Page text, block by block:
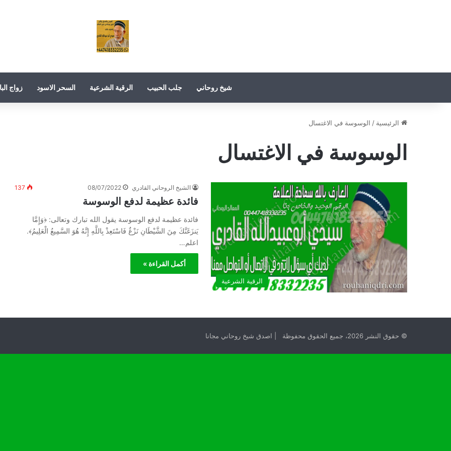
شيخ روحاني جلب الحبيب الرقية الشرعية السحر الاسود زواج
الرئيسية / الوسوسة في الاغتسال
الوسوسة في الاغتسال
الرقية الشرعية
الشيخ الروحاني القادري 08/07/2022
137
فائدة عظيمة لدفع الوسوسة
فائدة عظيمة لدفع الوسوسة يقول الله تبارك وتعالى: ﴿وَإِمَّا
يَنزَغَنَّكَ مِنَ الشَّيْطَانِ نَزْغٌ فَاسْتَعِذْ بِاللَّهِ إِنَّهُ هُوَ السَّمِيعُ الْعَلِيمُ﴾.
اعلم…
أكمل القراءة »
© حقوق النشر 2026، جميع الحقوق محفوظة | اصدق شيخ روحاني مجانا